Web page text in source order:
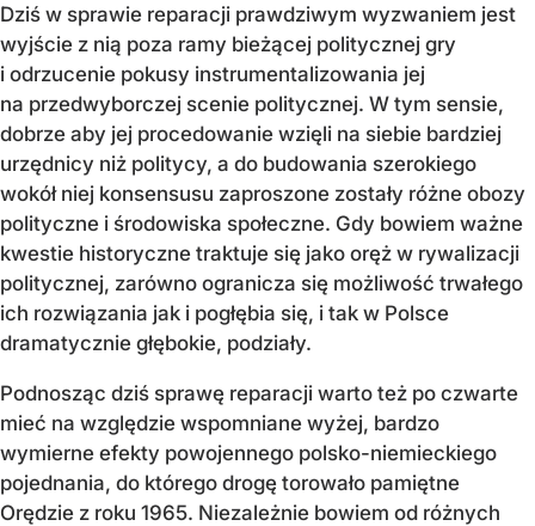
Dziś w sprawie reparacji prawdziwym wyzwaniem jest
wyjście z nią poza ramy bieżącej politycznej gry
i odrzucenie pokusy instrumentalizowania jej
na przedwyborczej scenie politycznej. W tym sensie,
dobrze aby jej procedowanie wzięli na siebie bardziej
urzędnicy niż politycy, a do budowania szerokiego
wokół niej konsensusu zaproszone zostały różne obozy
polityczne i środowiska społeczne. Gdy bowiem ważne
kwestie historyczne traktuje się jako oręż w rywalizacji
politycznej, zarówno ogranicza się możliwość trwałego
ich rozwiązania jak i pogłębia się, i tak w Polsce
dramatycznie głębokie, podziały.
Podnosząc dziś sprawę reparacji warto też po czwarte
mieć na względzie wspomniane wyżej, bardzo
wymierne efekty powojennego polsko-niemieckiego
pojednania, do którego drogę torowało pamiętne
Orędzie z roku 1965. Niezależnie bowiem od różnych